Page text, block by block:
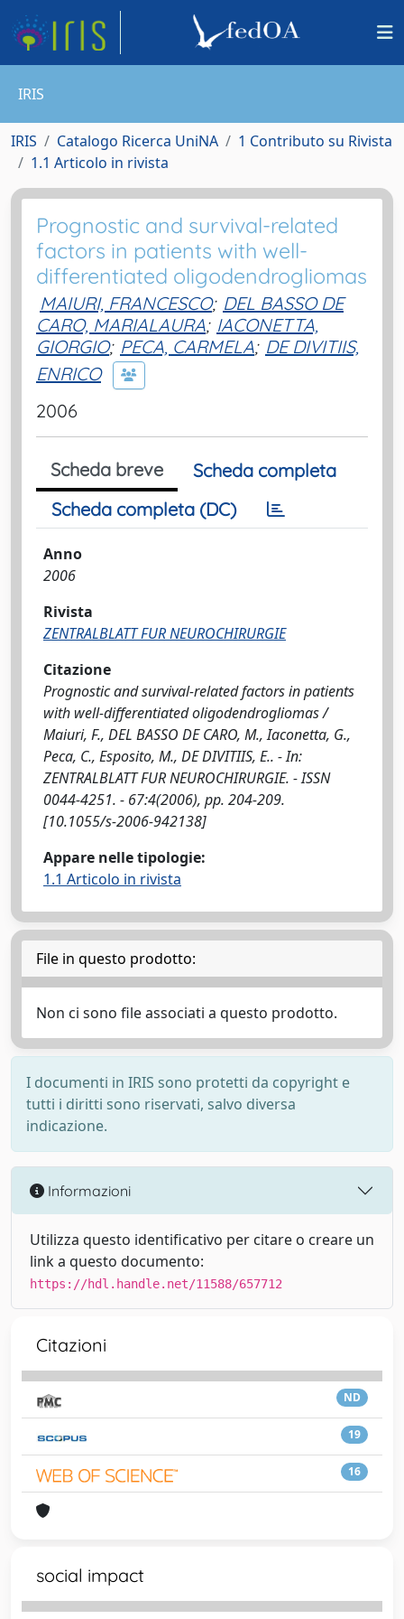
IRIS
IRIS Catalogo Ricerca UniNA
1 Contributo su Rivista
1.1 Articolo in rivista
Prognostic and survival-related
factors in patients with well-
differentiated oligodendrogliomas
MAIURI, FRANCESCO; DEL BASSO DE
CARO, MARIALAURA; IACONETTA,
GIORGIO; PECA, CARMELA; DE DIVITIIS,
ENRICO
2006
Scheda breve
Scheda completa
Scheda completa (DC)
Anno
2006
Rivista
ZENTRALBLATT FUR NEUROCHIRURGIE
Citazione
Prognostic and survival-related factors in patients
with well-differentiated oligodendrogliomas /
Maiuri, F., DEL BASSO DE CARO, M., Iaconetta, G.,
Peca, C., Esposito, M., DE DIVITIIS, E.. - In:
ZENTRALBLATT FUR NEUROCHIRURGIE. - ISSN
0044-4251. - 67:4(2006), pp. 204-209.
[10.1055/s-2006-942138]
Appare nelle tipologie:
1.1 Articolo in rivista
File in questo prodotto:
Non ci sono file associati a questo prodotto.
I documenti in IRIS sono protetti da copyright e
tutti i diritti sono riservati, salvo diversa
indicazione.
Informazioni
Utilizza questo identificativo per citare o creare un
link a questo documento:
https://hdl.handle.net/11588/657712
Citazioni
ND
19
16
social impact